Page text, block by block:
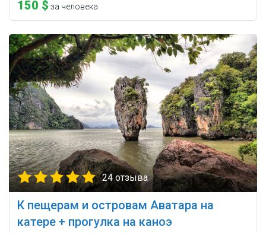
150 $ за человека
24 отзыва
К пещерам и островам Аватара на
катере + прогулка на каноэ